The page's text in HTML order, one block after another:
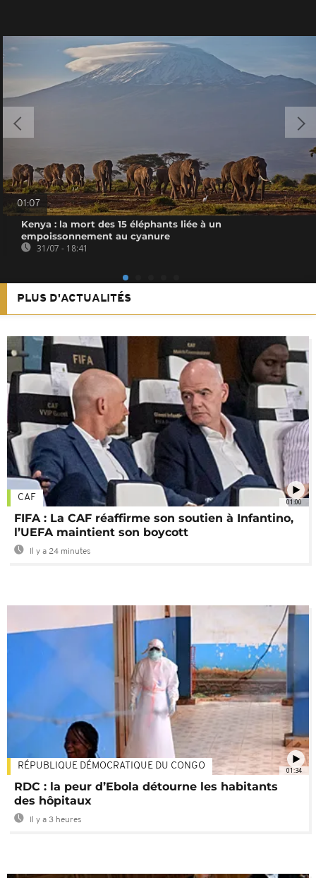
01:07
Kenya : la mort des 15 éléphants liée à un
empoissonnement au cyanure
31/07 - 18:41
PLUS D'ACTUALITÉS
01:00
CAF
FIFA : La CAF réaffirme son soutien à Infantino,
l’UEFA maintient son boycott
Il y a 24 minutes
01:34
RÉPUBLIQUE DÉMOCRATIQUE DU CONGO
RDC : la peur d’Ebola détourne les habitants
des hôpitaux
Il y a 3 heures